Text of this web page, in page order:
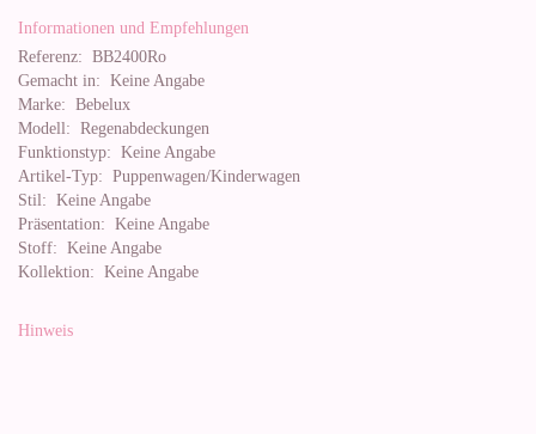
Informationen und Empfehlungen
Referenz: BB2400Ro
Gemacht in: Keine Angabe
Marke: Bebelux
Modell: Regenabdeckungen
Funktionstyp: Keine Angabe
Artikel-Typ: Puppenwagen/Kinderwagen
Stil: Keine Angabe
Präsentation: Keine Angabe
Stoff: Keine Angabe
Kollektion: Keine Angabe
Hinweis